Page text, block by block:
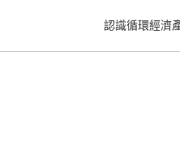
認識循環經濟